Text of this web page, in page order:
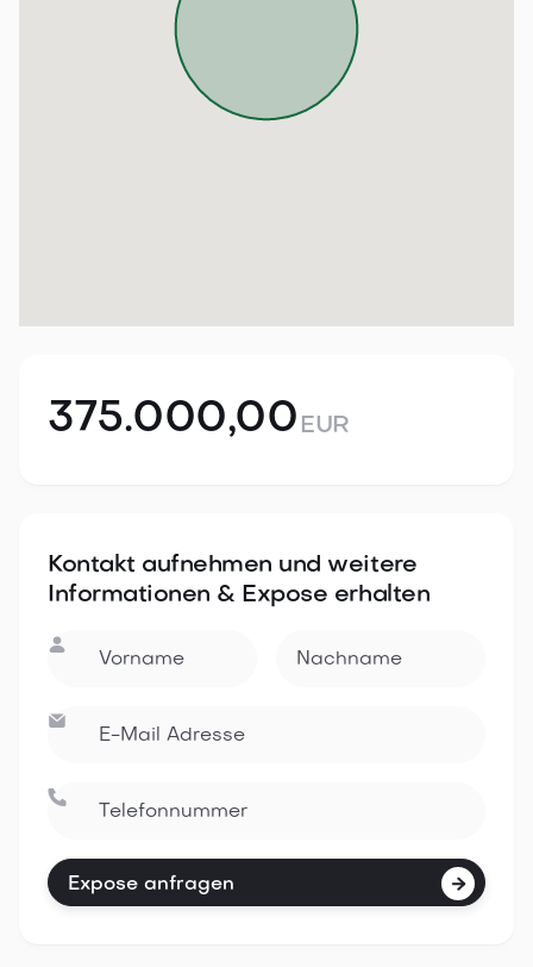
375.000,00 EUR
Kontakt aufnehmen und weitere
Informationen & Expose erhalten



